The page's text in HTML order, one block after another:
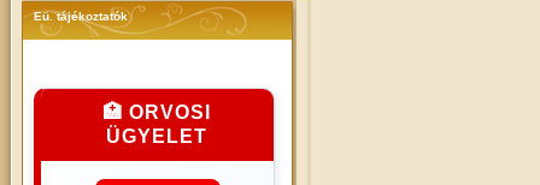
Eü. tájékoztatók
🏥 ORVOSI
ÜGYELET